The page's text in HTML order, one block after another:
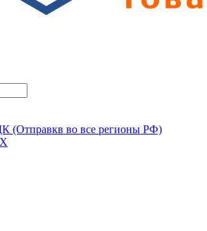
(Отправкв во все регионы РФ)